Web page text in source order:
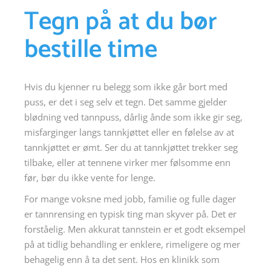
Tegn på at du bør
bestille time
Hvis du kjenner ru belegg som ikke går bort med
puss, er det i seg selv et tegn. Det samme gjelder
blødning ved tannpuss, dårlig ånde som ikke gir seg,
misfarginger langs tannkjøttet eller en følelse av at
tannkjøttet er ømt. Ser du at tannkjøttet trekker seg
tilbake, eller at tennene virker mer følsomme enn
før, bør du ikke vente for lenge.
For mange voksne med jobb, familie og fulle dager
er tannrensing en typisk ting man skyver på. Det er
forståelig. Men akkurat tannstein er et godt eksempel
på at tidlig behandling er enklere, rimeligere og mer
behagelig enn å ta det sent. Hos en klinikk som